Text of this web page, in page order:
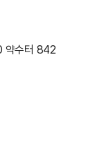
약수터 842